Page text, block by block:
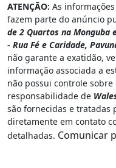
ATENÇÃO: As
fazem parte do anúncio
de 2 Quartos na Monguba
- Rua Fé e Caridade,
não garante a exatidão,
informação associada a
não possui controle
responsabilidade de
são fornecidas e tratadas
diretamente em contato
detalhadas. Comunicar